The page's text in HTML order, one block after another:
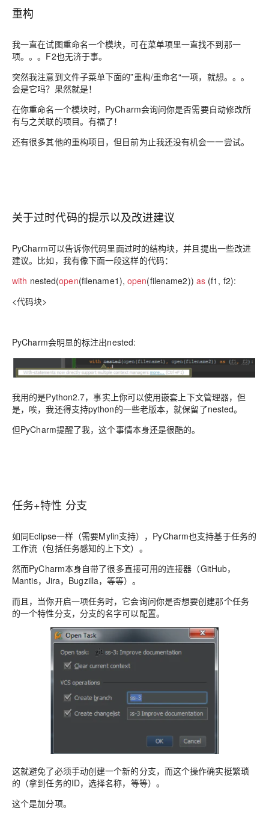
重构
我一直在试图重命名一个模块，可在菜单项里一直找不到那一
项。。。F2也无济于事。
突然我注意到文件子菜单下面的”重构/重命名“一项，就想。。。
会是它吗？果然就是！
在你重命名一个模块时，PyCharm会询问你是否需要自动修改所
有与之关联的项目。有福了！
还有很多其他的重构项目，但目前为止我还没有机会一一尝试。
关于过时代码的提示以及改进建议
PyCharm可以告诉你代码里面过时的结构块，并且提出一些改进
建议。比如，我有像下面一段这样的代码：
with nested(open(filename1),open(filename2)) as (f1, f2):
<代码块>
PyCharm会明显的标注出nested:
我用的是Python2.7，事实上你可以使用嵌套上下文管理器，但
是，唉，我还得支持python的一些老版本，就保留了nested。
但PyCharm提醒了我，这个事情本身还是很酷的。
任务+特性 分支
如同Eclipse一样（需要Mylin支持），PyCharm也支持基于任务的
工作流（包括任务感知的上下文）。
然而PyCharm本身自带了很多直接可用的连接器（GitHub，
Mantis，Jira，Bugzilla，等等）。
而且，当你开启一项任务时，它会询问你是否想要创建那个任务
的一个特性分支，分支的名字可以配置。
这就避免了必须手动创建一个新的分支，而这个操作确实挺繁琐
的（拿到任务的ID，选择名称，等等）。
这个是加分项。